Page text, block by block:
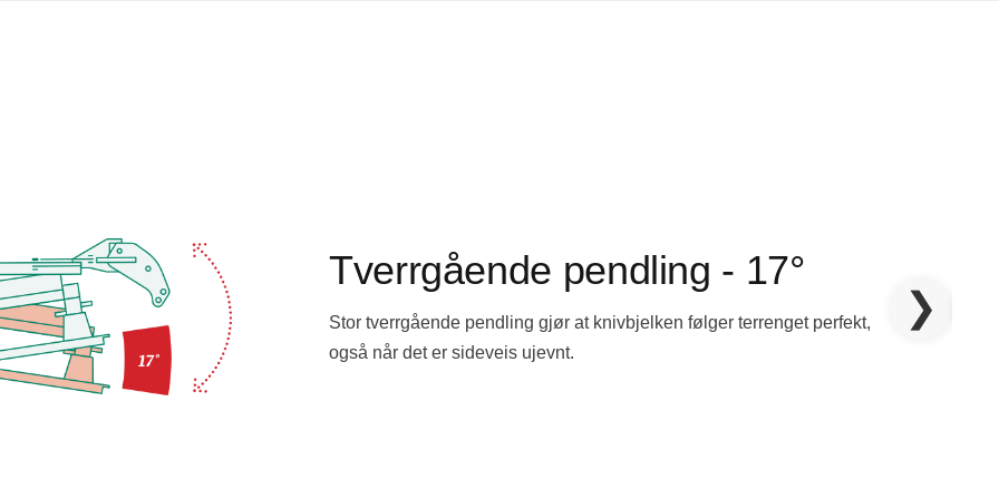
Tverrgående pendling - 17°
Stor tverrgående pendling gjør at knivbjelken følger terrenget perfekt,
også når det er sideveis ujevnt.
❯